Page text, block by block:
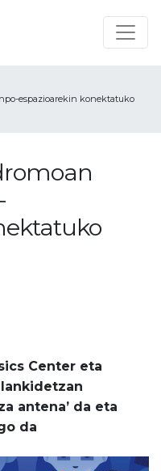
espazioarekin konektatuko
Center eta
antena’ da eta
da